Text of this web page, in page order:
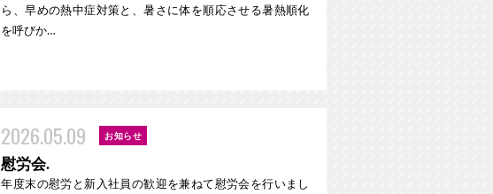
ら、早めの熱中症対策と、暑さに体を順応させる暑熱順化
を呼びか…
2026.05.09 お知らせ
慰労会.
年度末の慰労と新入社員の歓迎を兼ねて慰労会を行いまし